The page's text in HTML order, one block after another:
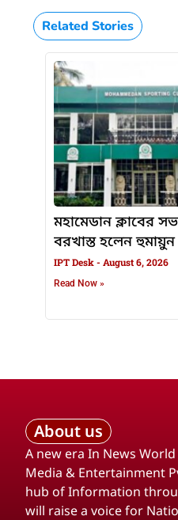
Related Stories
মহামেডান ক্লাবের
বরখাস্ত হলেন
IPT Desk August 6, 2026
Read Now »
About us
A new era In News
Media & Entertainment
hub of Information
will raise a voice for